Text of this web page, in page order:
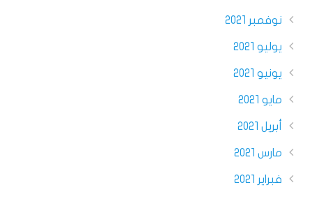
نوفمبر 2021
يوليو 2021
يونيو 2021
مايو 2021
أبريل 2021
مارس 2021
فبراير 2021